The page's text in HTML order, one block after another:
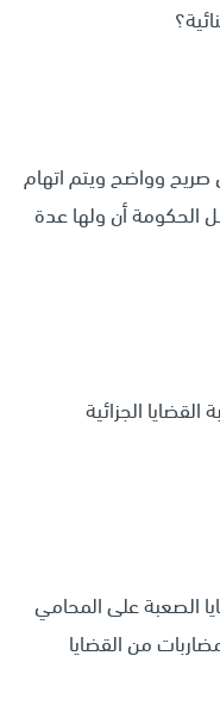
صريح وواضح ويتم اتهام
أن ولها عدة
الجزائية
الصعبة على المحامي
من القضايا